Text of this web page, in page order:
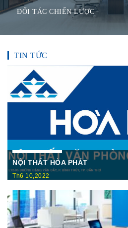
ĐỐI TÁC CHIẾN LƯỢC
TIN TỨC
NỘI THẤT HÒA PHÁT
Th6 10,2022
Nội Thất Hòa Phátt Cần Thơ Là nơi
các sản phẩm như: Bàn văn phòng,
sơ, két sắt,…Của cty CP Nội Thất
One) có địa ...